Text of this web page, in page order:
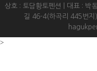
상호 : 토담황토펜션 | 대표 : 박
길 46-4(하곡리 445번
>